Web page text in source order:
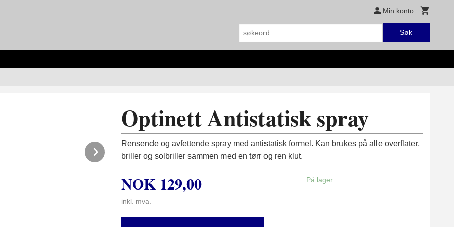
Min konto
Søk
Next
Optinett Antistatisk spray
Rensende og avfettende spray med antistatisk formel. Kan brukes på alle overflater,
briller og solbriller sammen med en tørr og ren klut.
NOK 129,00
inkl. mva.
På lager